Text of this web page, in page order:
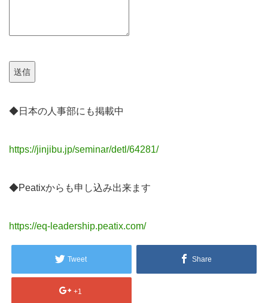
送信
◆日本の人事部にも掲載中
https://jinjibu.jp/seminar/detl/64281/
◆Peatixからも申し込み出来ます
https://eq-leadership.peatix.com/
Tweet Share
+1